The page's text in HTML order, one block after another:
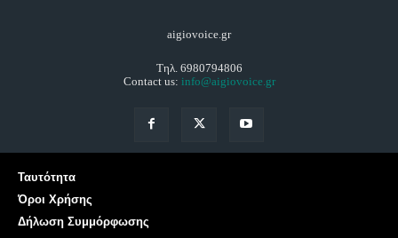
aigiovoice.gr
Τηλ. 6980794806
Contact us: info@aigiovoice.gr
Ταυτότητα
Όροι Χρήσης
Δήλωση Συμμόρφωσης